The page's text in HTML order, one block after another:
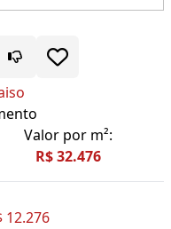
Valor por m²:
R$ 32.476
12.276